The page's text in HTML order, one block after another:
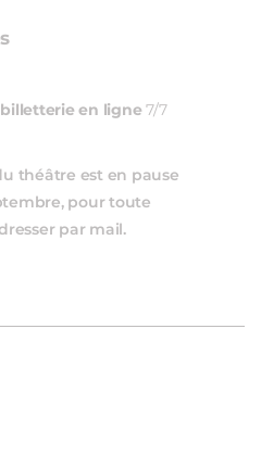
en ligne 7/7
théâtre est en pause
pour toute
par mail.